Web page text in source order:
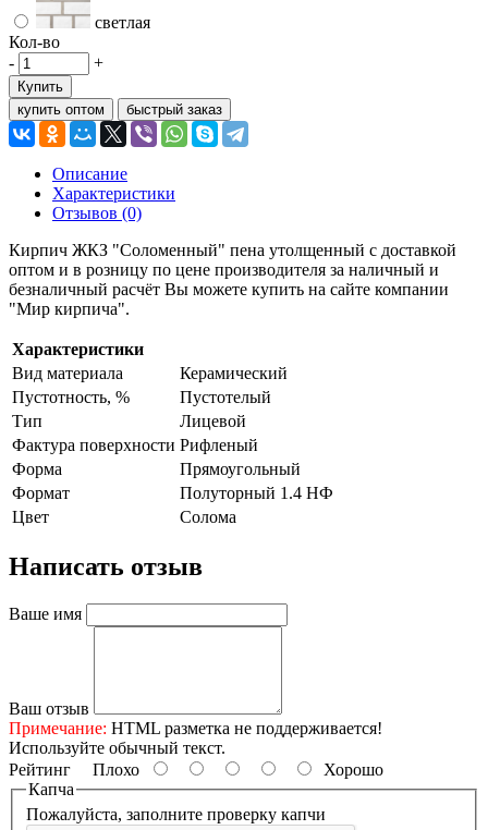
светлая
Кол-во
-
+
Купить
купить оптом
быстрый заказ
Описание
Характеристики
Отзывов (0)
Кирпич ЖКЗ "Соломенный" пена утолщенный с доставкой
оптом и в розницу по цене производителя за наличный и
безналичный расчёт Вы можете купить на сайте компании
"Мир кирпича".
Характеристики
Вид материала
Керамический
Пустотность, %
Пустотелый
Тип
Лицевой
Фактура поверхности Рифленый
Форма
Прямоугольный
Формат
Полуторный 1.4 НФ
Цвет
Солома
Написать отзыв
Ваше имя
Ваш отзыв
Примечание: HTML разметка не поддерживается!
Используйте обычный текст.
Рейтинг Плохо
Хорошо
Капча
Пожалуйста, заполните проверку капчи